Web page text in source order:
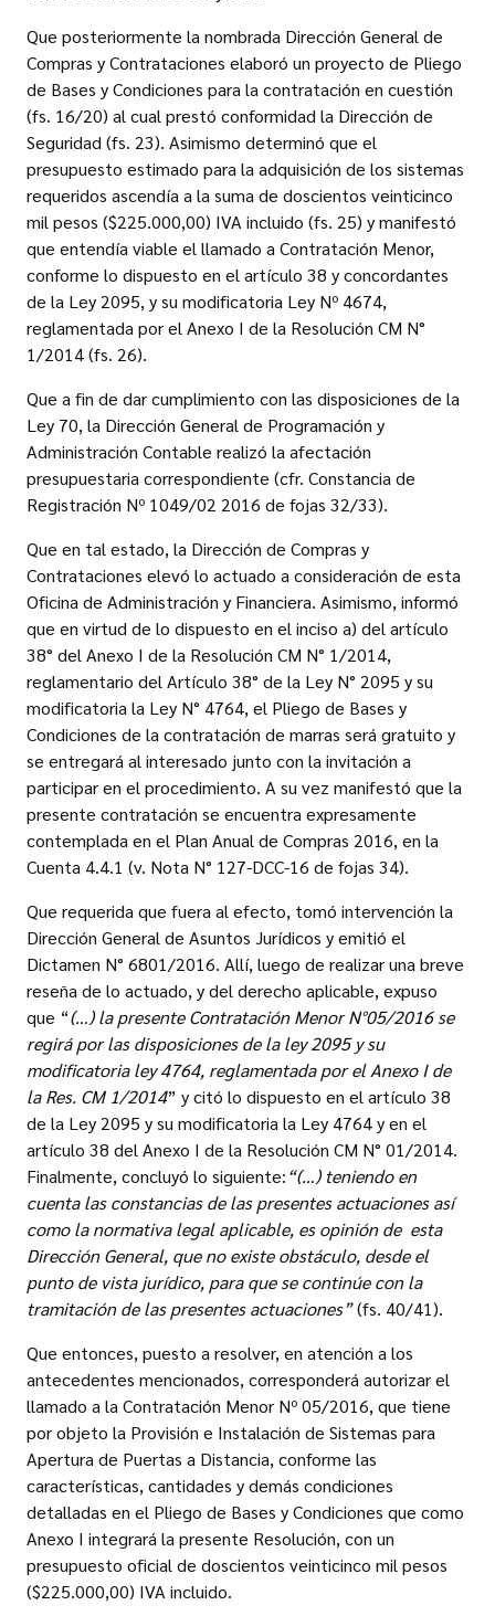
Que posteriormente la nombrada Dirección General de
Compras y Contrataciones elaboró un proyecto de Pliego
de Bases y Condiciones para la contratación en cuestión
(fs. 16/20) al cual prestó conformidad la Dirección de
Seguridad (fs. 23). Asimismo determinó que el
presupuesto estimado para la adquisición de los sistemas
requeridos ascendía a la suma de doscientos veinticinco
mil pesos ($225.000,00) IVA incluido (fs. 25) y manifestó
que entendía viable el llamado a Contratación Menor,
conforme lo dispuesto en el artículo 38 y concordantes
de la Ley 2095, y su modificatoria Ley Nº 4674,
reglamentada por el Anexo I de la Resolución CM N°
1/2014 (fs. 26).
Que a fin de dar cumplimiento con las disposiciones de la
Ley 70, la Dirección General de Programación y
Administración Contable realizó la afectación
presupuestaria correspondiente (cfr. Constancia de
Registración Nº 1049/02 2016 de fojas 32/33).
Que en tal estado, la Dirección de Compras y
Contrataciones elevó lo actuado a consideración de esta
Oficina de Administración y Financiera. Asimismo, informó
que en virtud de lo dispuesto en el inciso a) del artículo
38° del Anexo I de la Resolución CM N° 1/2014,
reglamentario del Artículo 38° de la Ley N° 2095 y su
modificatoria la Ley N° 4764, el Pliego de Bases y
Condiciones de la contratación de marras será gratuito y
se entregará al interesado junto con la invitación a
participar en el procedimiento. A su vez manifestó que la
presente contratación se encuentra expresamente
contemplada en el Plan Anual de Compras 2016, en la
Cuenta 4.4.1 (v. Nota N° 127-DCC-16 de fojas 34).
Que requerida que fuera al efecto, tomó intervención la
Dirección General de Asuntos Jurídicos y emitió el
Dictamen N° 6801/2016. Allí, luego de realizar una breve
reseña de lo actuado, y del derecho aplicable, expuso
que “(…) la presente Contratación Menor N°05/2016 se
regirá por las disposiciones de la ley 2095 y su
modificatoria ley 4764, reglamentada por el Anexo I de
la Res. CM 1/2014” y citó lo dispuesto en el artículo 38
de la Ley 2095 y su modificatoria la Ley 4764 y en el
artículo 38 del Anexo I de la Resolución CM N° 01/2014.
Finalmente, concluyó lo siguiente:“(…) teniendo en
cuenta las constancias de las presentes actuaciones así
como la normativa legal aplicable, es opinión de esta
Dirección General, que no existe obstáculo, desde el
punto de vista jurídico, para que se continúe con la
tramitación de las presentes actuaciones”(fs. 40/41).
Que entonces, puesto a resolver, en atención a los
antecedentes mencionados, corresponderá autorizar el
llamado a la Contratación Menor Nº 05/2016, que tiene
por objeto la Provisión e Instalación de Sistemas para
Apertura de Puertas a Distancia, conforme las
características, cantidades y demás condiciones
detalladas en el Pliego de Bases y Condiciones que como
Anexo I integrará la presente Resolución, con un
presupuesto oficial de doscientos veinticinco mil pesos
($225.000,00) IVA incluido.